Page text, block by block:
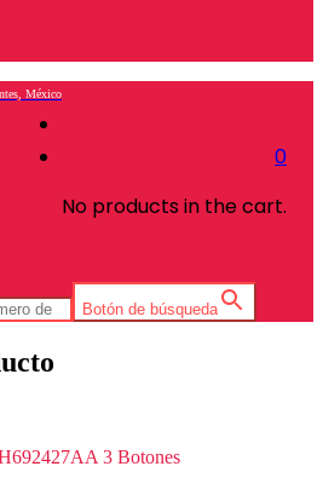
0
No products in the cart.
México
Botón de búsqueda
3 Botones